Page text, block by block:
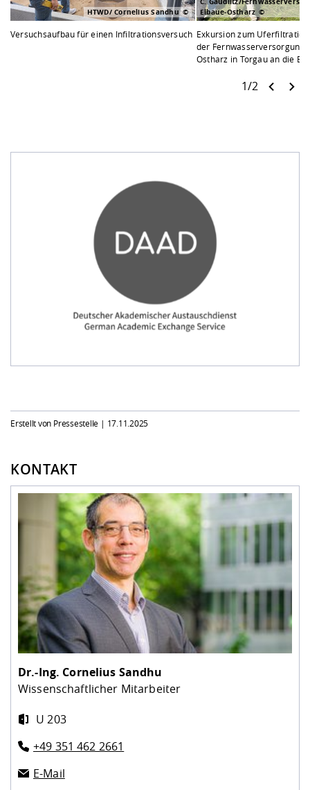
HTWD/ Cornelius Sandhu
Versuchsaufbau für einen Infiltrationsversuch
Elbaue-Ostharz
Exkursion zum
der Fernwasserversorgung
Ostharz in Torgau an die
1/2
Erstellt von Pressestelle | 17.11.2025
KONTAKT
Dr.-Ing. Cornelius Sandhu
Wissenschaftlicher Mitarbeiter
U 203
+49 351 462 2661
E-Mail